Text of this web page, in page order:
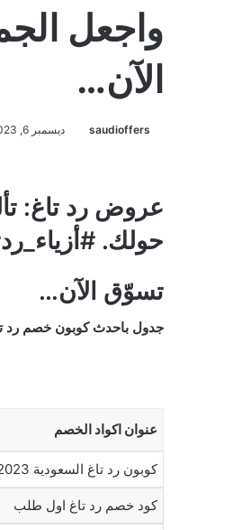
واجعل
الآن…
saudioffers ديسمبر 6, 2023
عروض رد تاغ:
حولك.
تسوّق الآن…
جدول باحدث كوبون خصم رد تاغ 2024
عنوان اكواد الخصم
كوبون رد تاغ السعودية 2023
كود خصم رد تاغ اول طلب